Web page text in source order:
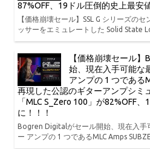
87%OFF、19ドル圧倒的史上最安
【価格崩壊セール】SSL G シリーズの
ッサーをエミュレートした Solid State
【価格崩壊セール
始、現在入手可能な
アンプの 1 つである
再現した公認のギターアンプシミ
「MLC S_Zero 100」が82%OFF
に！！！
Bogren Digitalがセール開始、現在入手
ー アンプの 1 つであるMLC Amps